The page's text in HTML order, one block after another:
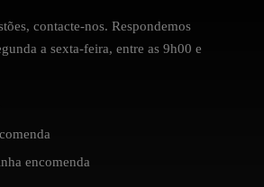
contacte-nos. Respondemos
a sexta-feira, entre as 9h00 e
encomenda